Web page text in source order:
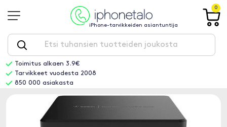
iPhone-tarvikkeiden asiantuntija
0
Toimitus alkaen 3.9€
Tarvikkeet vuodesta 2008
850 000 asiakasta